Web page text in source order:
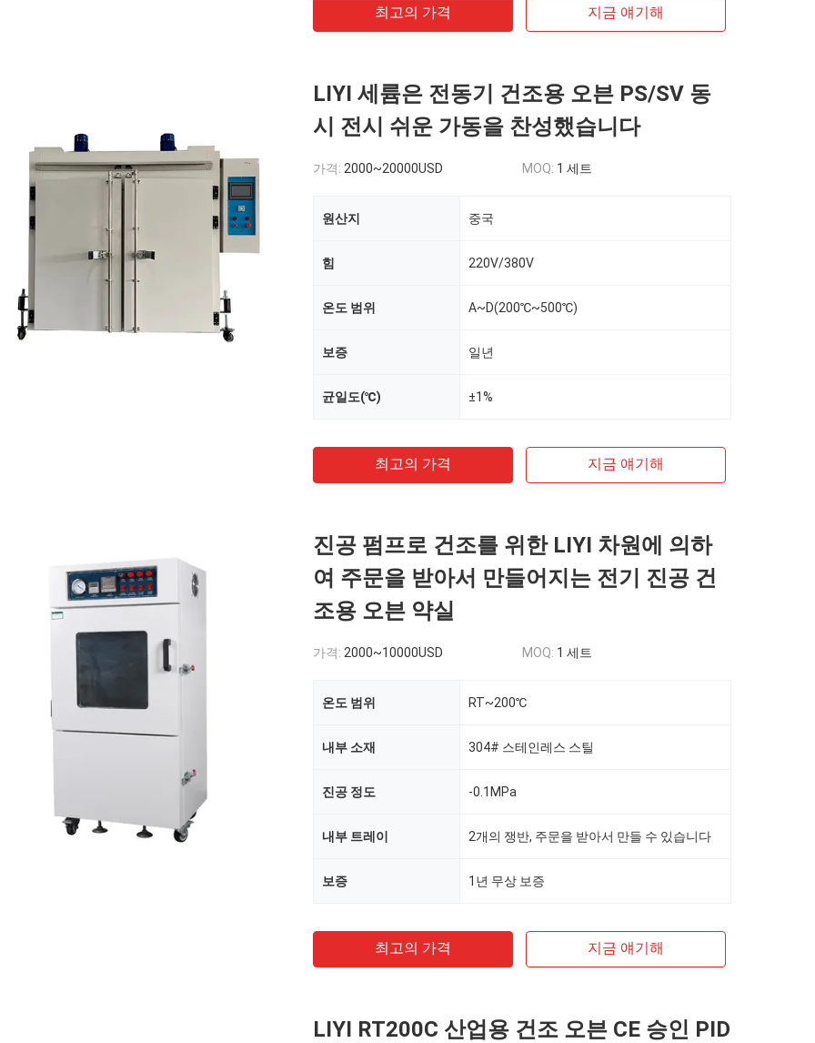
최고의 가격 지금 얘기해
LIYI 세륨은 전동기 건조용 오븐 PS/SV 동
시 전시 쉬운 가동을 찬성했습니다
가격: 2000~20000USD MOQ: 1 세트
원산지 중국
힘 220V/380V
온도 범위 A~D(200℃~500℃)
보증 일년
균일도(℃) ±1%
최고의 가격 지금 얘기해
진공 펌프로 건조를 위한 LIYI 차원에 의하
여 주문을 받아서 만들어지는 전기 진공 건
조용 오븐 약실
가격: 2000~10000USD MOQ: 1 세트
온도 범위 RT~200℃
내부 소재 304# 스테인레스 스틸
진공 정도 -0.1MPa
내부 트레이 2개의 쟁반, 주문을 받아서 만들 수 있습니다
보증 1년 무상 보증
최고의 가격 지금 얘기해
LIYI RT200C 산업용 건조 오븐 CE 승인 PID